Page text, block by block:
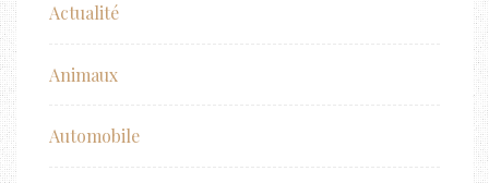
Actualité
Animaux
Automobile